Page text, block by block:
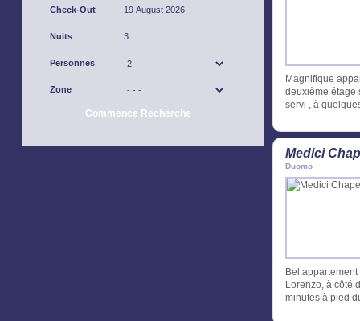
Check-Out
Nuits
Personnes
Zone
Commence Recherche
Magnifique
deuxième étage
servi , à
Medici
Duomo
Bel
Lorenzo, à côté
minutes à pied